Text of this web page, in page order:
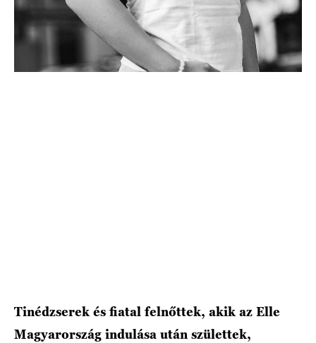
HÍRLEVÉL
Tinédzserek és fiatal felnőttek, akik az Elle
Magyarország indulása után születtek,